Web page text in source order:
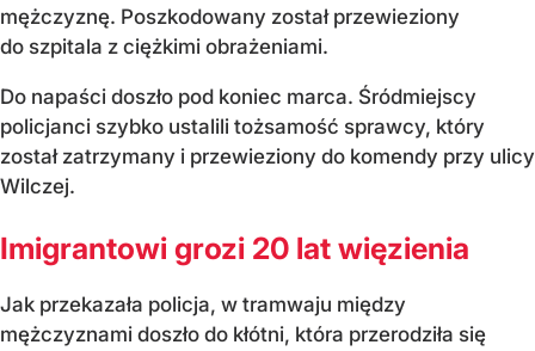
mężczyznę. Poszkodowany został przewieziony
do szpitala z ciężkimi obrażeniami.
Do napaści doszło pod koniec marca. Śródmiejscy
policjanci szybko ustalili tożsamość sprawcy, który
został zatrzymany i przewieziony do komendy przy ulicy
Wilczej.
Imigrantowi grozi 20 lat więzienia
Jak przekazała policja, w tramwaju między
mężczyznami doszło do kłótni, która przerodziła się